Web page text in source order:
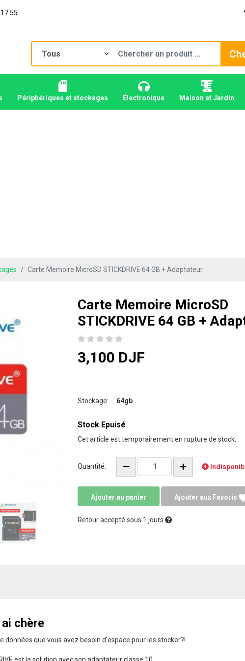
55
Périphériques et stockages Électronique Maison et Jardin
Carte Memoire MicroSD STICKDRIVE 64 GB + Adaptateur
Carte Memoire MicroSD
STICKDRIVE 64 GB +
3,100 DJF
Stockage: 64gb
Stock Epuisé
Cet article est temporairement en rupture de stock.
Quantité:
Ajouter au panier Ajouter aux Favoris
Retour accepté sous 1 jours
chère
données que vous avez besoin d'espace pour les stocker?!